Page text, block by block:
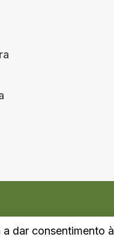
dar consentimento